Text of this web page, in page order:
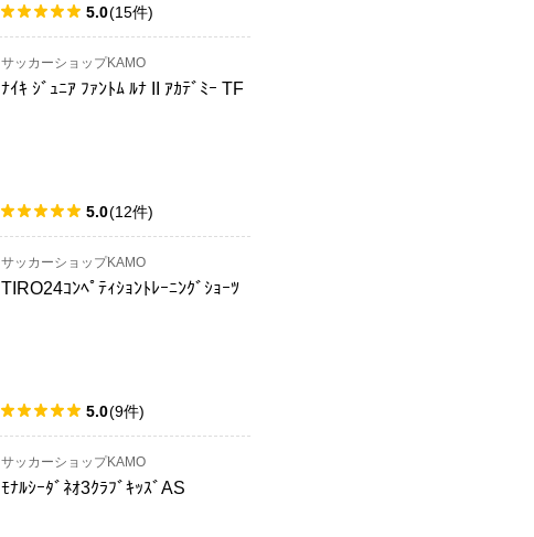
5.0(15件)
サッカーショップKAMO
ﾅｲｷ ｼﾞｭﾆｱ ﾌｧﾝﾄﾑ ﾙﾅ II ｱｶﾃﾞﾐｰ TF
5.0(12件)
サッカーショップKAMO
TIRO24ｺﾝﾍﾟﾃｨｼｮﾝﾄﾚｰﾆﾝｸﾞｼｮｰﾂ
5.0(9件)
サッカーショップKAMO
ﾓﾅﾙｼｰﾀﾞﾈｵ3ｸﾗﾌﾞｷｯｽﾞAS